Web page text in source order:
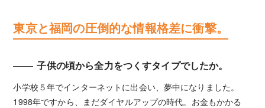
東京と福岡の圧倒的な情報格差に衝撃。
子供の頃から全力をつくすタイプでしたか。
小学校５年でインターネットに出会い、夢中になりました。
1998年ですから、まだダイヤルアップの時代。お金もかかる